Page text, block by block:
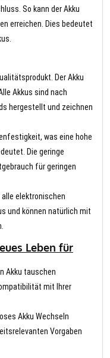
So kann der Akku
erreichen. Dies bedeutet
Der Akku
Akkus sind nach
hergestellt und zeichnen
was eine hohe
Die geringe
für geringen
elektronischen
und können natürlich mit
Leben für
Akku tauschen
mit Ihrer
Akku Wechseln
Vorgaben